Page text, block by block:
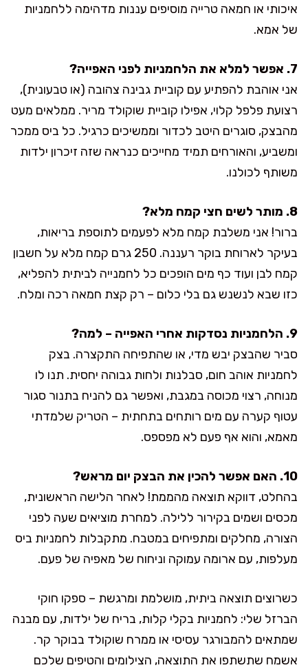
איכותי או חמאה טרייה מוסיפים עננות מדהימה ללחמניות
של אמא.
7. אפשר למלא את הלחמניות לפני האפייה?
אני אוהבת להפתיע עם קוביית גבינה צהובה (או טבעונית),
רצועת פלפל קלוי, אפילו קוביית שוקולד מריר. ממלאים מעט
מהבצק, סוגרים היטב לכדור וממשיכים כרגיל. כל ביס ממכר
ומשביע, והאורחים תמיד מחייכים כנראה שזה זיכרון ילדות
משותף לכולנו.
8. מותר לשים חצי קמח מלא?
ברור! אני משלבת קמח מלא לפעמים לתוספת בריאות,
בעיקר לארוחת בוקר רעננה. 250 גרם קמח מלא על חשבון
קמח לבן ועוד כף מים הופכים כל לחמנייה לביתית להפליא,
כזו שבא לנשנש גם בלי כלום – רק קצת חמאה רכה ומלח.
9. הלחמניות נסדקות אחרי האפייה – למה?
סביר שהבצק יבש מדי, או שהתפיחה התקצרה. בצק
לחמניות אוהב חום, סבלנות ולחות גבוהה יחסית. תנו לו
מנוחה, רצוי מכוסה במגבת, ואפשר גם להניח בתנור סגור
עטוף קערה עם מים רותחים בתחתית – הטריק שלמדתי
מאמא, והוא אף פעם לא מפספס.
10. האם אפשר להכין את הבצק יום מראש?
בהחלט, דווקא תוצאה מהממת! לאחר הלישה הראשונית,
מכסים ושמים בקירור ללילה. למחרת מוציאים שעה לפני
הצורה, מחלקים ומתפיחים במטבח. מתקבלות לחמניות ביס
מעלפות, עם ארומה עמוקה וניחוח של מאפיה של פעם.
כשרוצים תוצאה ביתית, מושלמת ומרגשת – ספקו חוקי
הברזל שלי: לחמניות בקלי קלות, בריח של ילדות, עם מבנה
שמתאים להמבורגר עסיסי או ממרח שוקולד בבוקר קר.
אשמח שתשתפו את התוצאה, הצילומים והטיפים שלכם